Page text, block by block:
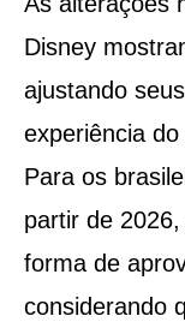
Disney
ajustando
experiência
Para os
partir de
forma de
considerando